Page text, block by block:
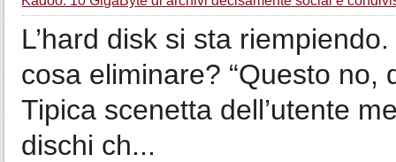
L’hard disk si sta
cosa eliminare? “Questo no,
Tipica scenetta dell’utente
dischi ch...